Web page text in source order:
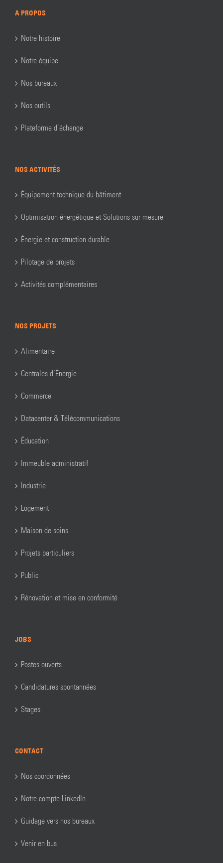
A PROPOS
Notre histoire
Notre équipe
Nos bureaux
Nos outils
Plateforme d’échange
NOS ACTIVITÉS
Équipement technique du bâtiment
Optimisation énergétique et Solutions sur mesure
Énergie et construction durable
Pilotage de projets
Activités complémentaires
NOS PROJETS
Alimentaire
Centrales d’Énergie
Commerce
Datacenter & Télécommunications
Éducation
Immeuble administratif
Industrie
Logement
Maison de soins
Projets particuliers
Public
Rénovation et mise en conformité
JOBS
Postes ouverts
Candidatures spontannées
Stages
CONTACT
Nos coordonnées
Notre compte LinkedIn
Guidage vers nos bureaux
Venir en bus